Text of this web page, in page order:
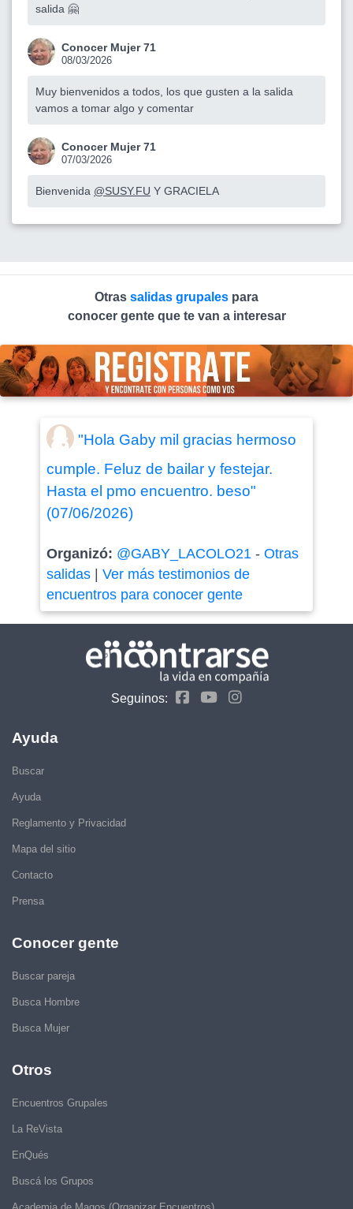
salida 🤗
Conocer Mujer 71
08/03/2026
Muy bienvenidos a todos, los que gusten a la salida
vamos a tomar algo y comentar
Conocer Mujer 71
07/03/2026
Bienvenida @SUSY.FU Y GRACIELA
Otras salidas grupales para
conocer gente que te van a interesar
"Hola Gaby mil gracias hermoso
cumple. Feluz de bailar y festejar.
Hasta el pmo encuentro. beso"
(07/06/2026)
Organizó: @GABY_LACOLO21 - Otras
salidas| Ver más testimonios de
encuentros para conocer gente
Seguinos:
Ayuda
Buscar
Ayuda
Reglamento y Privacidad
Mapa del sitio
Contacto
Prensa
Conocer gente
Buscar pareja
Busca Hombre
Busca Mujer
Otros
Encuentros Grupales
La ReVista
EnQués
Buscá los Grupos